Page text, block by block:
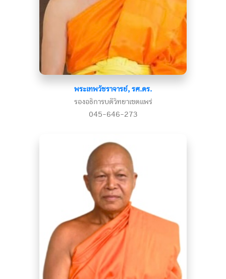
พระเทพวัชราจารย์, รศ.ดร.
รองอธิการบดีวิทยาเขตแพร่
045-646-273